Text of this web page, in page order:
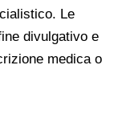
Le
divulgativo e
medica o